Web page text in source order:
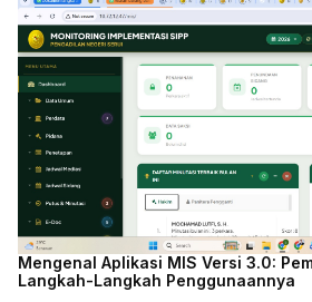
Mengenal Aplikasi MIS Versi 3.0:
Langkah-Langkah Penggunaannya